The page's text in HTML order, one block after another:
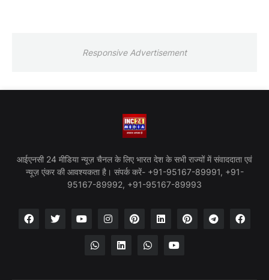
Responsive Advertisement
आईएनसी 24 मीडिया न्यूज़ चैनल के लिए भारत देश के सभी राज्यों में संवाददाता एवं
न्यूज़ एंकर की आवश्यकता है। संपर्क करें- +91-95167-89991, +91-
95167-89992, +91-95167-89993